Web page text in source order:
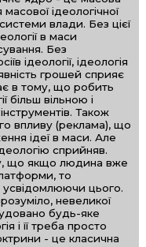
ідеологічної
влади. Без цієї
в маси
Без
ідеології, ідеологія
грошей сприяє
в тому, що робить
більш вільною і
Також
впливу (реклама), що
ідеї в маси. Але
сприйняв.
що якщо людина вже
то
усвідомлюючи цього.
невеликої
будь-яке
і її треба просто
- це класична